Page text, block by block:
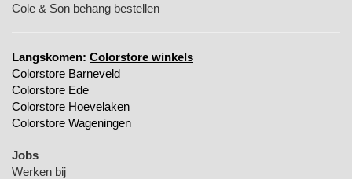
Cole & Son behang bestellen
Langskomen: Colorstore winkels
Colorstore Barneveld
Colorstore Ede
Colorstore Hoevelaken
Colorstore Wageningen
Jobs
Werken bij